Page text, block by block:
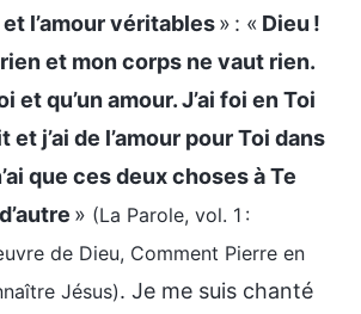
l’amour véritables» : « Dieu !
et mon corps ne vaut rien.
et qu’un amour. J’ai foi en Toi
et j’ai de l’amour pour Toi dans
que ces deux choses à Te
» (La Parole, vol. 1 :
de Dieu, Comment Pierre en
Jésus). Je me suis chanté